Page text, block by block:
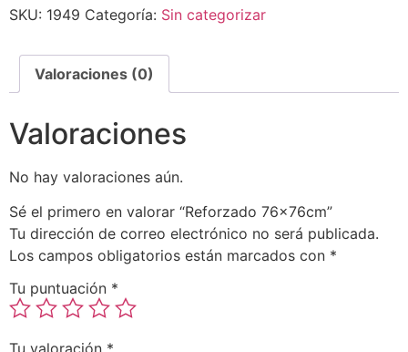
SKU: 1949 Categoría: Sin categorizar
Valoraciones (0)
Valoraciones
No hay valoraciones aún.
Sé el primero en valorar “Reforzado 76x76cm”
Tu dirección de correo electrónico no será publicada.
Los campos obligatorios están marcados con *
Tu puntuación *
Tu valoración *